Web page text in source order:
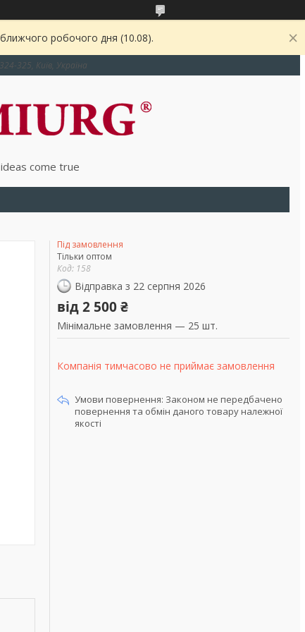
робочого дня (10.08).
325, Київ, Україна
come true
Під замовлення
Тільки оптом
Код: 158
Відправка з 22 серпня 2026
від2 500 ₴
Мінімальне замовлення — 25 шт.
Компанія тимчасово не приймає замовлення
Законом не передбачено
повернення та обмін даного товару належної
якості